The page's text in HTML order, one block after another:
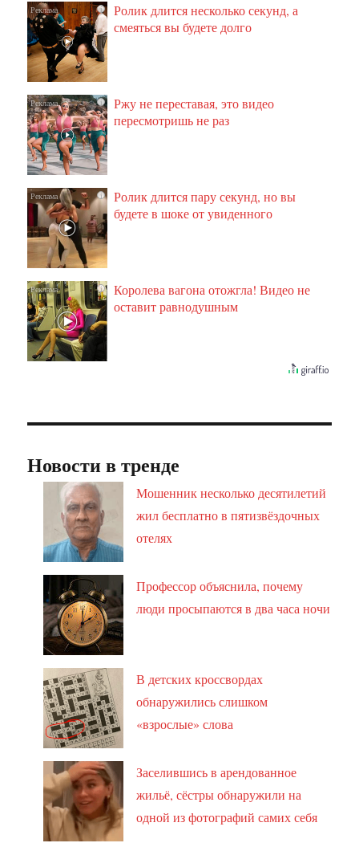
i
Ролик длится несколько секунд, а
смеяться вы будете долго
i
Ржу не переставая, это видео
пересмотришь не раз
i
Ролик длится пару секунд, но вы
будете в шоке от увиденного
i
Королева вагона отожгла! Видео не
оставит равнодушным
Новости в тренде
Мошенник несколько десятилетий
жил бесплатно в пятизвёздочных
отелях
Профессор объяснила, почему
люди просыпаются в два часа ночи
В детских кроссвордах
обнаружились слишком
«взрослые» слова
Заселившись в арендованное
жильё, сёстры обнаружили на
одной из фотографий самих себя